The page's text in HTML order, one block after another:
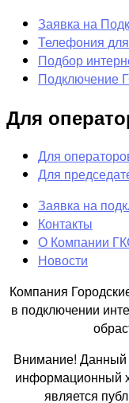
Заявка на
Телефония
Подбор
Подключение
Для
Для
Для
Заявка на
Контакты
О Компании
Новости
Компания
в подключении
Внимание! Данный
информационный
является